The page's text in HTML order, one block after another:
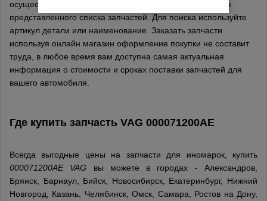
осуществляется онлайн, выберите товары в каталоге из
представленного списка запчастей. Для поиска используйте
артикул детали или наименование. Заказать запчасти
используя онлайн магазин оформление покупки не составит
труда, в любое время вам доступна самая актуальная
информация о стоимости и сроках поставки запчастей для
вашего автомобиля.
Где купить запчасть VAG 000071200AE
Всегда выгодные цены на запчасти для иномарок, купить
000071200AE VAG вы можете в городах - Александров,
Брянск, Барнаул, Бийск, Новосибирск, Екатеринбург, Нижний
Новгород, Казань, Челябинск, Омск, Самара, Ростов на Дону,